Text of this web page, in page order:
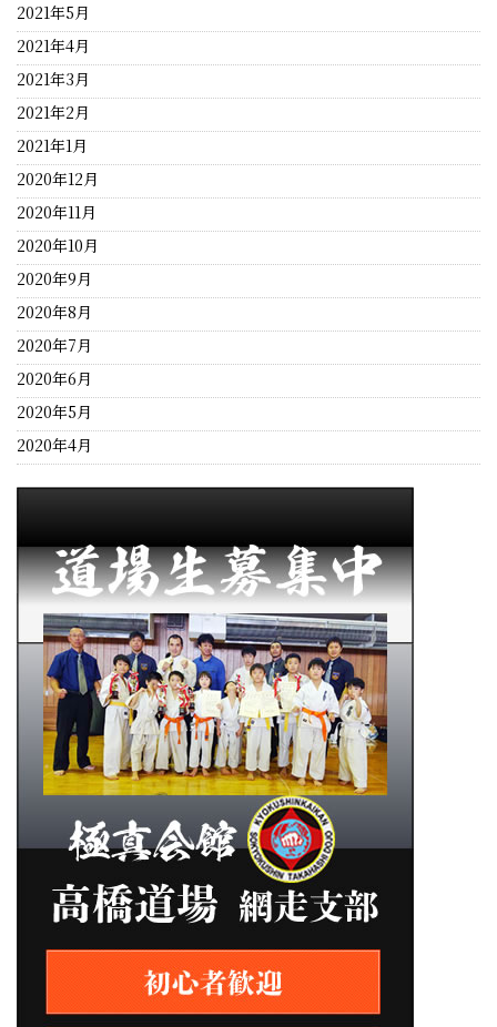
2021年5月
2021年4月
2021年3月
2021年2月
2021年1月
2020年12月
2020年11月
2020年10月
2020年9月
2020年8月
2020年7月
2020年6月
2020年5月
2020年4月